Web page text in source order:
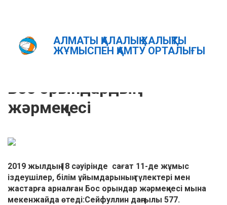
АЛМАТЫ ҚАЛАЛЫҚ ХАЛЫҚТЫ
ЖҰМЫСПЕН ҚАМТУ ОРТАЛЫҒЫ
Главная Новости Бос орындардың жәрмеңкесі
Бос орындардың
жәрмеңкесі
2019 жылдың 18 сәуірінде сағат 11-де жұмыс
іздеушілер, білім ұйымдарының түлектері мен
жастарға арналған Бос орындар жәрмеңкесі мына
мекенжайда өтеді:Сейфуллин даңғылы 577.